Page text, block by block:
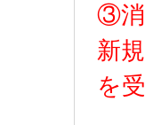
③消
新
を